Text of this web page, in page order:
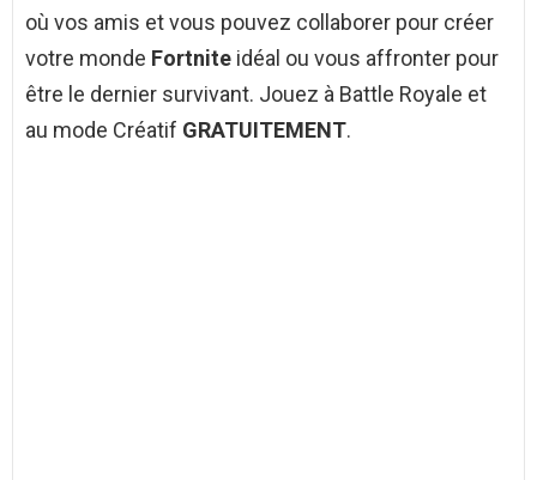
où vos amis et vous pouvez collaborer pour créer
votre monde Fortnite idéal ou vous affronter pour
être le dernier survivant. Jouez à Battle Royale et
au mode Créatif GRATUITEMENT.